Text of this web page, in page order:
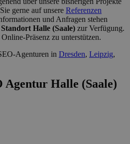
gerne auf unsere Referenzen
und Anfragen stehen
Standort Halle (Saale) zur Verfügung.
Präsenz zu unterstützen.
Agenturen in Dresden, Leipzig,
Agentur Halle (Saale)